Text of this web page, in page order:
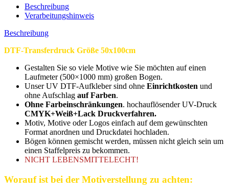
Beschreibung
Verarbeitungshinweis
Beschreibung
DTF-Transferdruck Größe 50x100cm
Gestalten Sie so viele Motive wie Sie möchten auf einen
Laufmeter (500×1000 mm) großen Bogen.
Unser UV DTF-Aufkleber sind ohne Einrichtkosten und
ohne Aufschlag auf Farben.
Ohne Farbeinschränkungen. hochauflösender UV-Druck
CMYK+Weiß+Lack Druckverfahren.
Motiv, Motive oder Logos einfach auf dem gewünschten
Format anordnen und Druckdatei hochladen.
Bögen können gemischt werden, müssen nicht gleich sein um
einen Staffelpreis zu bekommen.
NICHT LEBENSMITTELECHT!
Worauf ist bei der Motiverstellung zu achten: